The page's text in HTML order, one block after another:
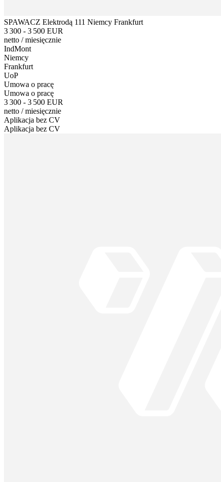
SPAWACZ Elektrodą 111 Niemcy Frankfurt
3 300 - 3 500 EUR
netto /miesięcznie
IndMont
Niemcy
Frankfurt
UoP
Umowa o pracę
Umowa o pracę
3 300 - 3 500 EUR
netto /miesięcznie
Aplikacja bez CV
Aplikacja bez CV